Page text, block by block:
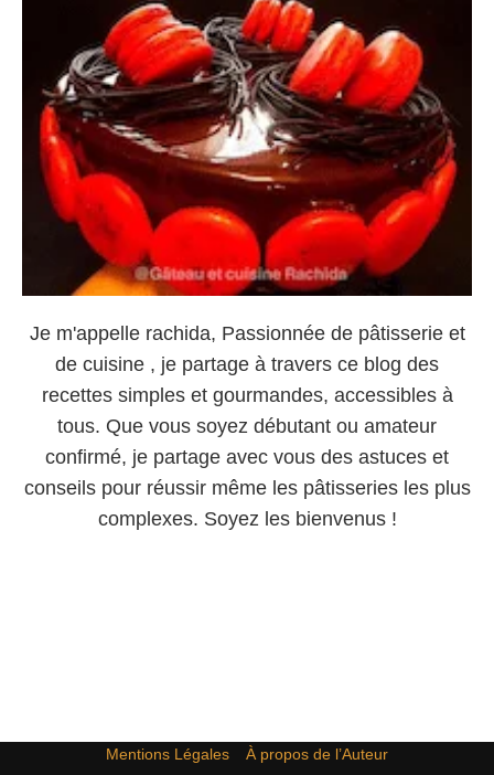
Je m'appelle rachida, Passionnée de pâtisserie et
de cuisine , je partage à travers ce blog des
recettes simples et gourmandes, accessibles à
tous. Que vous soyez débutant ou amateur
confirmé, je partage avec vous des astuces et
conseils pour réussir même les pâtisseries les plus
complexes. Soyez les bienvenus !
Mentions Légales
À propos de l’Auteur